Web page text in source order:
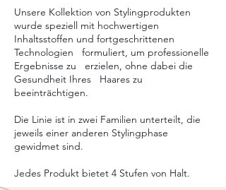
Unsere Kollektion von Stylingprodukten
wurde speziell mit hochwertigen
Inhaltsstoffen und fortgeschrittenen
Technologien formuliert, um professionelle
Ergebnisse zu erzielen, ohne dabei die
Gesundheit Ihres Haares zu
beeinträchtigen.
Die Linie ist in zwei Familien unterteilt, die
jeweils einer anderen Stylingphase
gewidmet sind.
Jedes Produkt bietet 4 Stufen von Halt.